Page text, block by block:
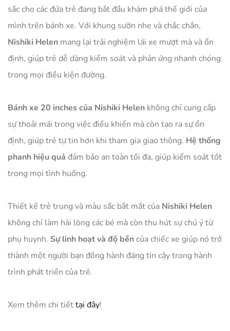
sắc cho các đứa trẻ đang bắt đầu khám phá thế giới của
mình trên bánh xe. Với khung sườn nhẹ và chắc chắn,
Nishiki Helen mang lại trải nghiệm lái xe mượt mà và ổn
định, giúp trẻ dễ dàng kiểm soát và phản ứng nhanh chóng
trong mọi điều kiện đường.
Bánh xe 20 inches của Nishiki Helen không chỉ cung cấp
sự thoải mái trong việc điều khiển mà còn tạo ra sự ổn
định, giúp trẻ tự tin hơn khi tham gia giao thông. Hệ thống
phanh hiệu quả đảm bảo an toàn tối đa, giúp kiểm soát tốt
trong mọi tình huống.
Thiết kế trẻ trung và màu sắc bắt mắt của Nishiki Helen
không chỉ làm hài lòng các bé mà còn thu hút sự chú ý từ
phụ huynh. Sự linh hoạt và độ bềncủa chiếc xe giúp nó trở
thành một người bạn đồng hành đáng tin cậy trong hành
trình phát triển của trẻ.
Xem thêm chi tiếttại đây!